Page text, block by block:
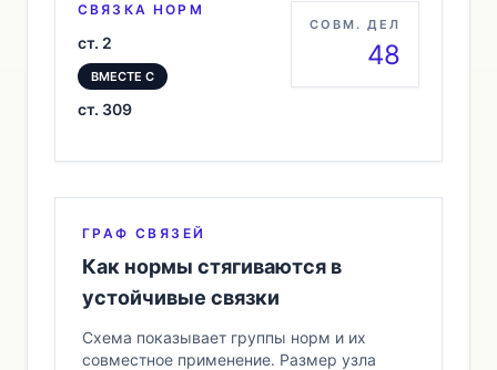
СВЯЗКА НОРМ
ст. 2
ВМЕСТЕ С
ст. 309
СОВМ. ДЕЛ
48
ГРАФ СВЯЗЕЙ
Как нормы стягиваются в
устойчивые связки
Схема показывает группы норм и их
совместное применение. Размер узла